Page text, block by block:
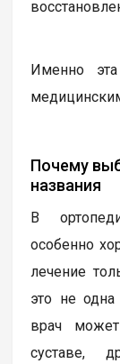
Именно эта
Почему
названия
В
особенно
лечение
это не одна
врач
суставе,